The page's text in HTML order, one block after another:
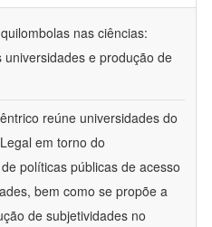
nas ciências:
e produção de
reúne universidades do
em torno do
políticas públicas de acesso
bem como se propõe a
de subjetividades no